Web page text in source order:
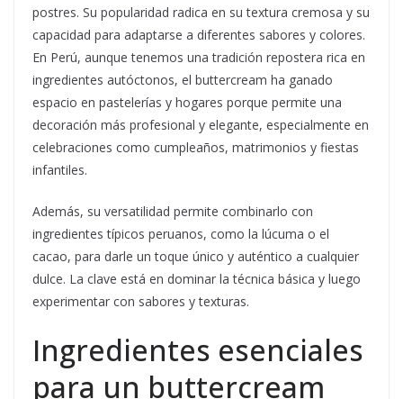
postres. Su popularidad radica en su textura cremosa y su
capacidad para adaptarse a diferentes sabores y colores.
En Perú, aunque tenemos una tradición repostera rica en
ingredientes autóctonos, el buttercream ha ganado
espacio en pastelerías y hogares porque permite una
decoración más profesional y elegante, especialmente en
celebraciones como cumpleaños, matrimonios y fiestas
infantiles.
Además, su versatilidad permite combinarlo con
ingredientes típicos peruanos, como la lúcuma o el
cacao, para darle un toque único y auténtico a cualquier
dulce. La clave está en dominar la técnica básica y luego
experimentar con sabores y texturas.
Ingredientes esenciales
para un buttercream